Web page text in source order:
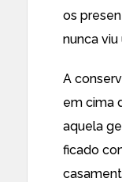
os
nunca
A
em cima
aquela
ficado